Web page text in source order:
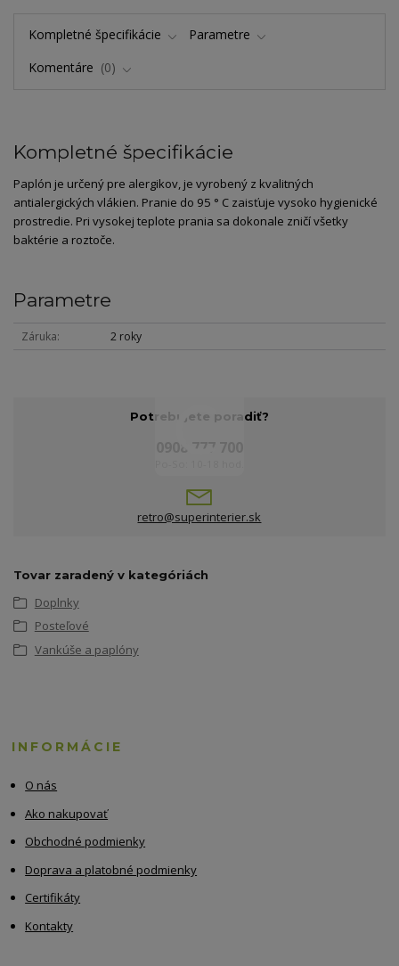
Kompletné špecifikácie
Parametre
Komentáre
0
Kompletné špecifikácie
Paplón je určený pre alergikov, je vyrobený z kvalitných
antialergických vlákien. Pranie do 95 ° C zaisťuje vysoko hygienické
prostredie. Pri vysokej teplote prania sa dokonale zničí všetky
baktérie a roztoče.
Parametre
Záruka 2 roky
Potrebujete poradiť?
retro@superinterier.sk
Tovar zaradený v kategóriách
Doplnky
Posteľové
Vankúše a paplóny
INFORMÁCIE
O nás
Ako nakupovať
Obchodné podmienky
Doprava a platobné podmienky
Certifikáty
Kontakty